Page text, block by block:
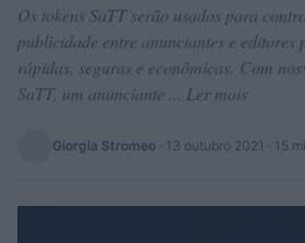
Os tokens SaTT serão usados ​​para
publicidade entre anunciantes e
rápidas, seguras e econômicas. Com
SaTT, um anunciante ... Ler mais
Giorgia Stromeo · 13 outubro 2021 · 15